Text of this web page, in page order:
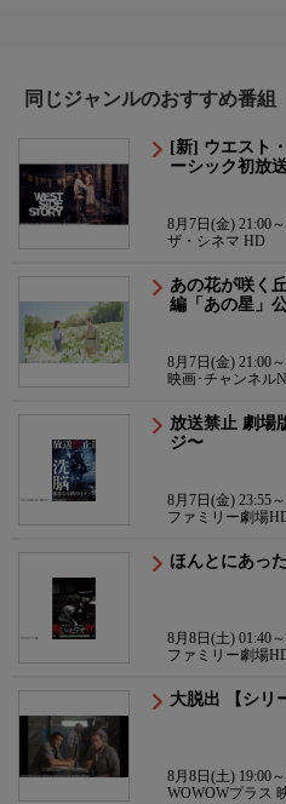
同じジャンルのおすすめ番組
[新] ウエスト
ーシック初放送
8月7日(金) 21:00
ザ・シネマ HD
あの花が咲く
編「あの星」公
8月7日(金) 21:00
映画･チャンネル
放送禁止 劇場
ジ〜
8月7日(金) 23:55
ファミリー劇場
ほんとにあっ
8月8日(土) 01:40
ファミリー劇場
大脱出 【シリ
8月8日(土) 19:00
WOWOWプラス